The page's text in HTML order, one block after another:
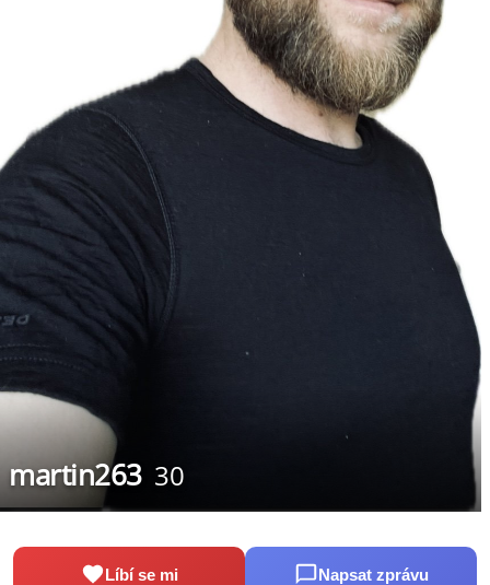
martin263 30
Líbí se mi Napsat zprávu